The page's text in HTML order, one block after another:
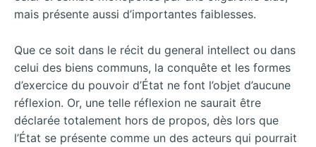
mais présente aussi d’importantes faiblesses.
Que ce soit dans le récit du general intellect ou dans
celui des biens communs, la conquête et les formes
d’exercice du pouvoir d’État ne font l’objet d’aucune
réflexion. Or, une telle réflexion ne saurait être
déclarée totalement hors de propos, dès lors que
l’État se présente comme un des acteurs qui pourrait